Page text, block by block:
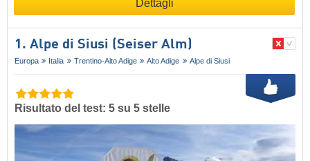
Dettagli
1. Alpe di Siusi (Seiser Alm)
Europa Italia Trentino-Alto Adige Alto Adige Alpe di Siusi
Risultato del test: 5 su 5 stelle